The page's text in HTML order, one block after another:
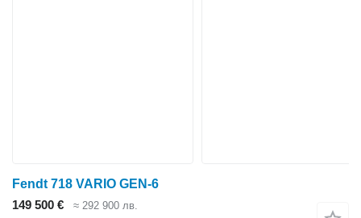
Fendt 718 VARIO GEN-6
149 500 €
≈ 292 900 лв.